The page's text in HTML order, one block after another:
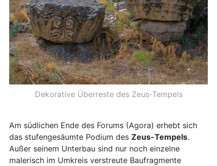
Dekorative Überreste des Zeus-Tempels
Am südlichen Ende des Forums (Agora) erhebt sich
das stufengesäumte Podium des Zeus-Tempels.
Außer seinem Unterbau sind nur noch einzelne
malerisch im Umkreis verstreute Baufragmente